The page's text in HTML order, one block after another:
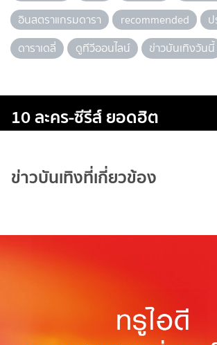
อินสตราแกรมดารา
recommended
ป
ดาราเดลี่
ดูทีวีออนไลน์ ข่าวบันเทิงวันนี้
10 ละคร-ซีรีส์ ยอดฮิต
ข่าวบันเทิงที่เกี่ยวข้อง